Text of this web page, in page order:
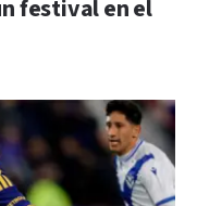
festival en el